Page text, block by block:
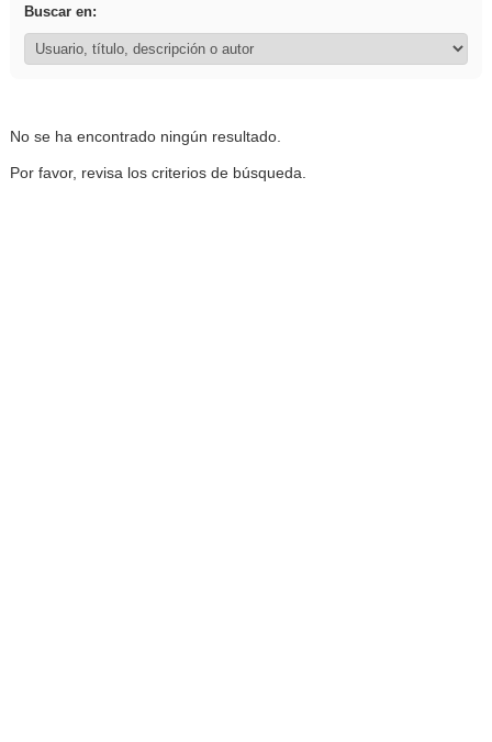
Buscar en:
No se ha encontrado ningún resultado.
Por favor, revisa los criterios de búsqueda.